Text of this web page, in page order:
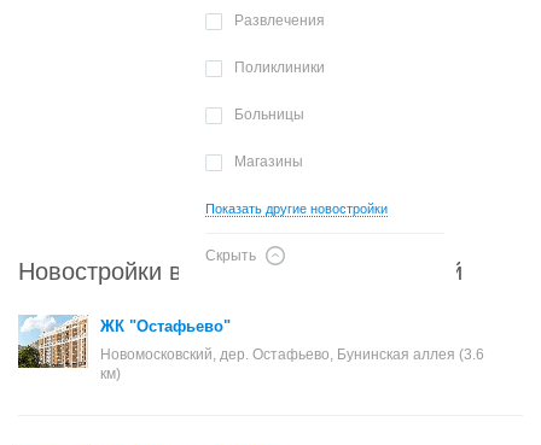
Развлечения
Поликлиники
Больницы
Магазины
Показать другие новостройки
Скрыть
Новостройки в районе Новомосковский
ЖК "Остафьево"
Новомосковский, дер. Остафьево, Бунинская аллея (3.6
км)